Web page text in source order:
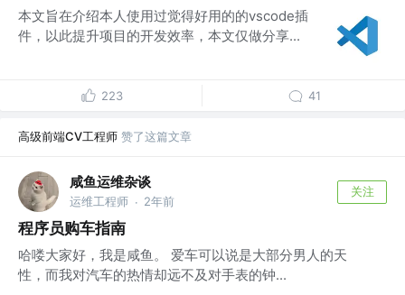
本文旨在介绍本人使用过觉得好用的的vscode插
件，以此提升项目的开发效率，本文仅做分享...
223 41
高级前端CV工程师 赞了这篇文章
咸鱼运维杂谈
运维工程师 · 2年前
关注
程序员购车指南
哈喽大家好，我是咸鱼。 爱车可以说是大部分男人的天
性，而我对汽车的热情却远不及对手表的钟...